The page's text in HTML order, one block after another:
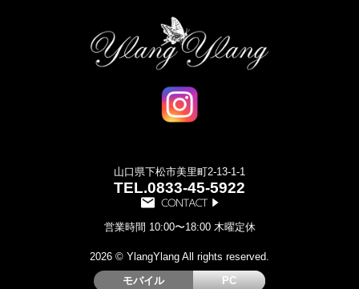
山口県下松市美里町2-13-1-1
TEL.0833-45-5922
営業時間 10:00〜18:00 木曜定休
2026 © YlangYlang All rights reserved.
モバイル PC